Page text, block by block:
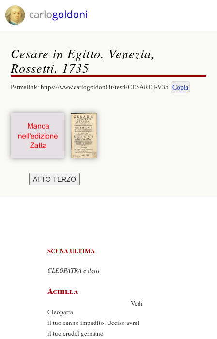
Cesare in Egitto, Venezia,
Rossetti, 1735
Permalink:https://www.carlogoldoni.it/testi/CESARE|I-V35 Copia
SCENA ULTIMA
CLEOPATRA e detti
Achilla
Vedi
Cleopatra
il tuo cenno impedito. Ucciso avrei
il tuo crudel germano